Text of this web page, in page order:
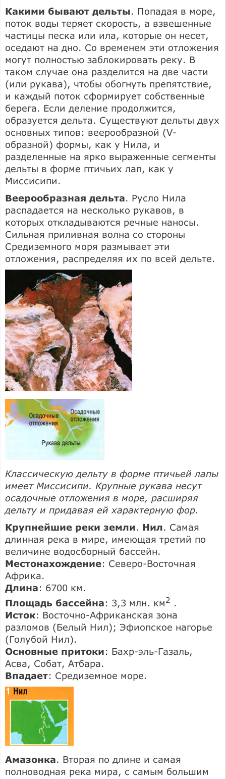
Какими бывают дельты. Попадая в море,
поток воды теряет скорость, а взвешенные
частицы песка или ила, которые он несет,
оседают на дно. Со временем эти отложения
могут полностью заблокировать реку. В
таком случае она разделится на две части
(или рукава), чтобы обогнуть препятствие,
и каждый поток сформирует собственные
берега. Если деление продолжится,
образуется дельта. Существуют дельты двух
основных типов: веерообразной (V-
образной) формы, как у Нила, и
разделенные на ярко выраженные сегменты
дельты в форме птичьих лап, как у
Миссисипи.
Веерообразная дельта. Русло Нила
распадается на несколько рукавов, в
которых откладываются речные наносы.
Сильная приливная волна со стороны
Средиземного моря размывает эти
отложения, распределяя их по всей дельте.
Классическую дельту в форме птичьей лапы
имеет Миссисипи. Крупные рукава несут
осадочные отложения в море, расширяя
дельту и придавая ей характерную фор.
Крупнейшие реки земли. Нил. Самая
длинная река в мире, имеющая третий по
величине водосборный бассейн.
Местонахождение: Северо-Восточная
Африка.
Длина: 6700 км.
Площадь бассейна: 3,3 млн. км2 .
Исток: Восточно-Африканская зона
разломов (Белый Нил); Эфиопское нагорье
(Голубой Нил).
Основные притоки: Бахр-эль-Газаль,
Асва, Собат, Атбара.
Впадает: Средиземное море.
Амазонка. Вторая по длине и самая
полноводная река мира, с самым большим